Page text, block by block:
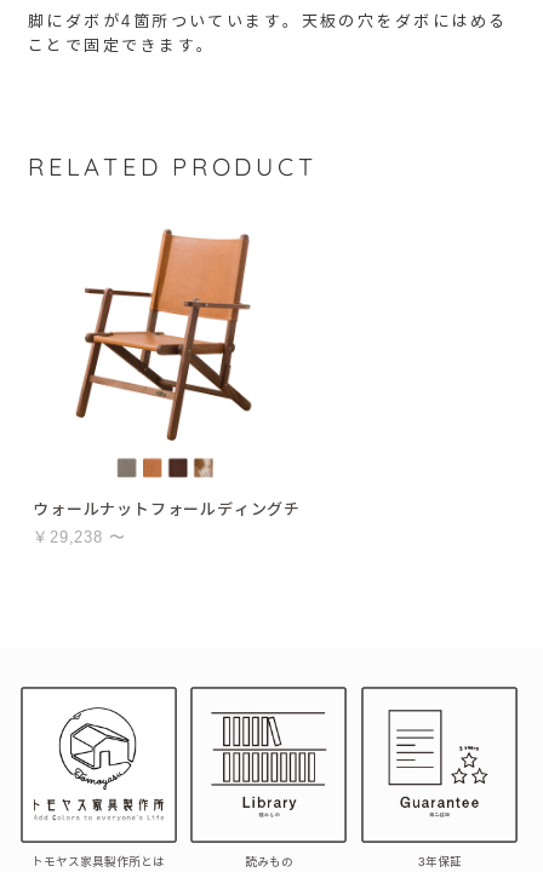
脚にダボが4箇所ついています。天板の穴をダボにはめる
ことで固定できます。
RELATED PRODUCT
ウォールナットフォールディングチェア
￥29,238 〜
トモヤス家具製作所とは 読みもの 3年保証